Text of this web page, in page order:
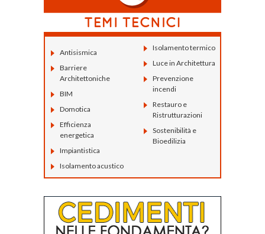
Antisismica
Barriere
Architettoniche
BIM
Domotica
Efficienza
energetica
Impiantistica
Isolamento acustico
Isolamento termico
Luce in Architettura
Prevenzione
incendi
Restauro e
Ristrutturazioni
Sostenibilità e
Bioedilizia